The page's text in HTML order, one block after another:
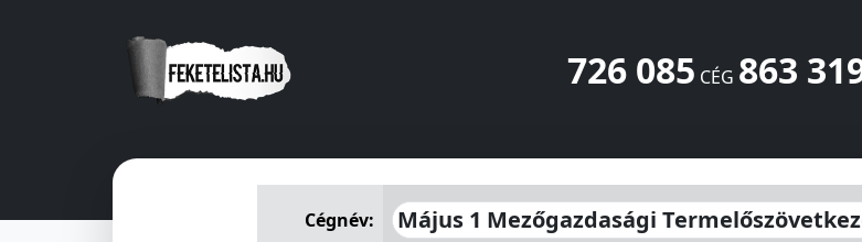
726 085 CÉG 863
Május 1 Mezőgazdasági Termelőszövetkezettanya 1664
Cégnév:
Május 1 Mezőgazdasági